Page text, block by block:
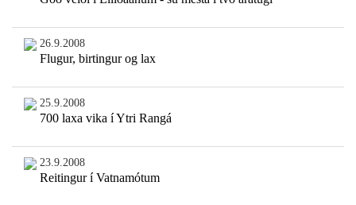
26.9.2008
Flugur, birtingur og lax
25.9.2008
700 laxa vika í Ytri Rangá
23.9.2008
Reitingur í Vatnamótum